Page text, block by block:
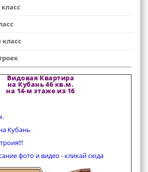
Видовая Квартира
на Кубань 46 кв.м.
на 14-м этаже из 16
Кубань
фото и видео - кликай сюда